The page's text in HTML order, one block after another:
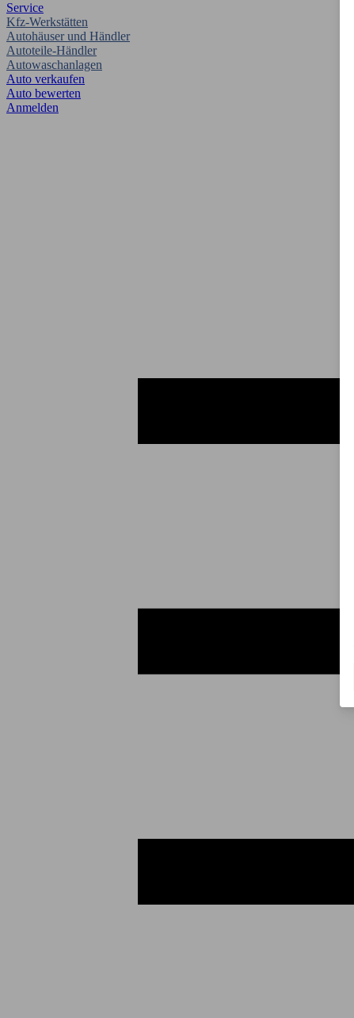
Service
Kfz-Werkstätten
Autohäuser und Händler
Autoteile-Händler
Autowaschanlagen
Auto verkaufen
Auto bewerten
Anmelden